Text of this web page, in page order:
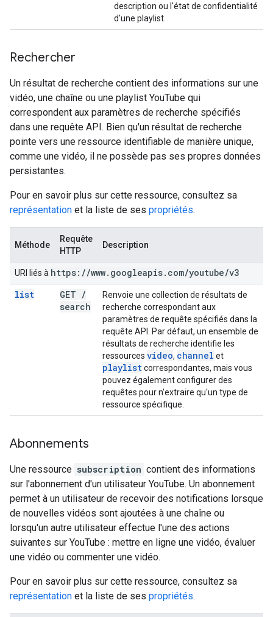
description ou l'état de confidentialité
d'une playlist.
Rechercher
Un résultat de recherche contient des informations sur une
vidéo, une chaîne ou une playlist YouTube qui
correspondent aux paramètres de recherche spécifiés
dans une requête API. Bien qu'un résultat de recherche
pointe vers une ressource identifiable de manière unique,
comme une vidéo, il ne possède pas ses propres données
persistantes.
Pour en savoir plus sur cette ressource, consultez sa
représentation et la liste de ses propriétés.
Méthode
Requête
HTTP
Description
URI liés à https: //www. googleapis. com/youtube/v3
list
GET /
search
Renvoie une collection de résultats de
recherche correspondant aux
paramètres de requête spécifiés dans la
requête API. Par défaut, un ensemble de
résultats de recherche identifie les
ressources video, channel et
playlistcorrespondantes, mais vous
pouvez également configurer des
requêtes pour n'extraire qu'un type de
ressource spécifique.
Abonnements
Une ressource subscription contient des informations
sur l'abonnement d'un utilisateur YouTube. Un abonnement
permet à un utilisateur de recevoir des notifications lorsque
de nouvelles vidéos sont ajoutées à une chaîne ou
lorsqu'un autre utilisateur effectue l'une des actions
suivantes sur YouTube : mettre en ligne une vidéo, évaluer
une vidéo ou commenter une vidéo.
Pour en savoir plus sur cette ressource, consultez sa
représentation et la liste de ses propriétés.